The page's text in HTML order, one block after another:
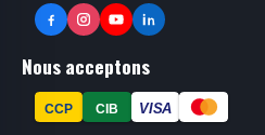
Nous acceptons
CCP CIB VISA